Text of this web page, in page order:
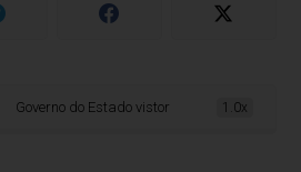
Governo do Estado vistoria obras de Unidade
1.0x